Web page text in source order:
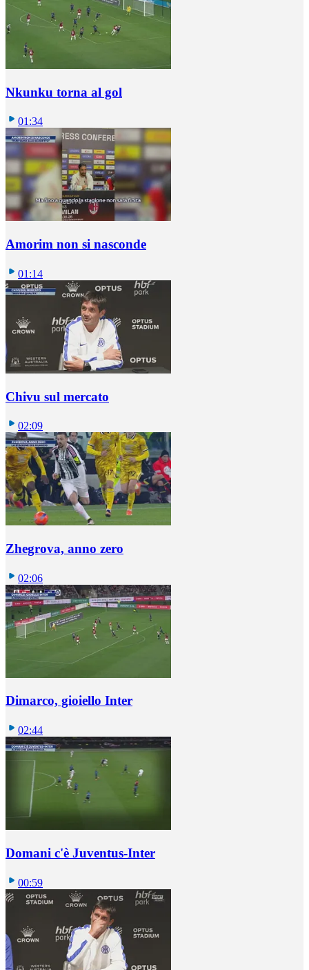
Nkunku torna al gol
01:34
Amorim non si nasconde
01:14
Chivu sul mercato
02:09
Zhegrova, anno zero
02:06
Dimarco, gioiello Inter
02:44
Domani c'è Juventus-Inter
00:59